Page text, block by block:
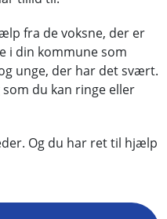
fra de voksne, der er
i din kommune som
unge, der har det svært.
du kan ringe eller
Og du har ret til hjælp